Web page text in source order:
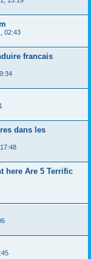
02:43
francais
dans les
here Are 5 Terrific